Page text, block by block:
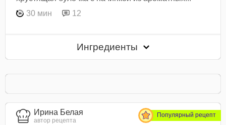
30 мин
12
Ингредиенты
Ирина Белая
автор рецепта
Популярный рецепт